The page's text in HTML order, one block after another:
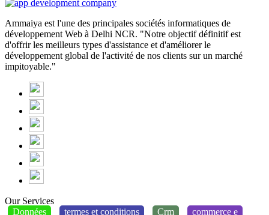
Ammaiya est l'une des principales sociétés informatiques de
développement Web à Delhi NCR. "Notre objectif définitif est
d'offrir les meilleurs types d'assistance et d'améliorer le
développement global de l'activité de nos clients sur un marché
impitoyable."
Our Services
Données
termes et conditions Crm commerce e